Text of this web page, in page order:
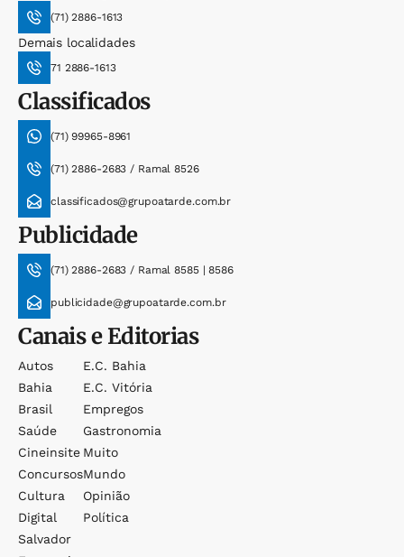
(71) 2886-1613
Demais localidades
71 2886-1613
Classificados
(71) 99965-8961
(71) 2886-2683 / Ramal 8526
classificados@grupoatarde.com.br
Publicidade
(71) 2886-2683 / Ramal 8585 | 8586
publicidade@grupoatarde.com.br
Canais e Editorias
Autos
Bahia
Brasil
Saúde
Cineinsite
Concursos
Cultura
Digital
Salvador
E.c. Bahia
E.c. Vitória
Empregos
Gastronomia
Muito
Mundo
Opinião
Política